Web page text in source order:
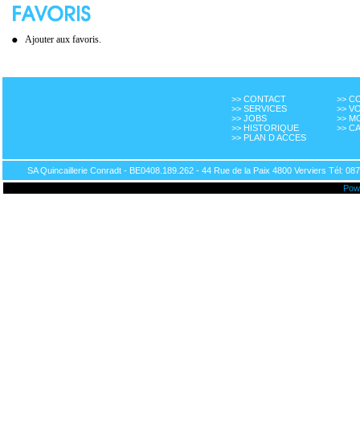
Ajouter aux favoris.
>> CONTACT
>> SERVICES
>> JOBS
>> HISTORIQUE
>> PLAN D ACCES
>>
>>
>>
>>
SA Quincaillerie Conradt - BE0408.189.262 - 44 Rue de la Paix 4800 Verviers Tél: